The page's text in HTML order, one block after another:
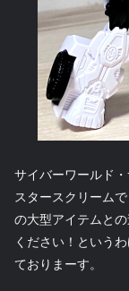
サイバーワールド
スタースクリーム
の大型アイテムと
ください！という
ておりまーす。